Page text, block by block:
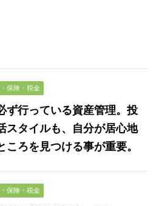
保険・税金
ず行っている資産管理。投
スタイルも、自分が居心地
ころを見つける事が重要。
保険・税金